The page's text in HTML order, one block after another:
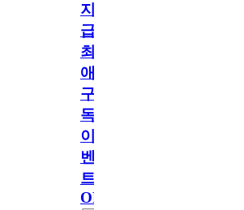
지
급!
최
애
구
독
이
벤
트
OPEN!